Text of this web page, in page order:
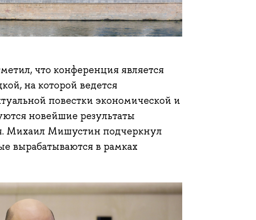
что конференция является
на которой ведется
повестки экономической и
новейшие результаты
Михаил Мишустин подчеркнул
вырабатываются в рамках